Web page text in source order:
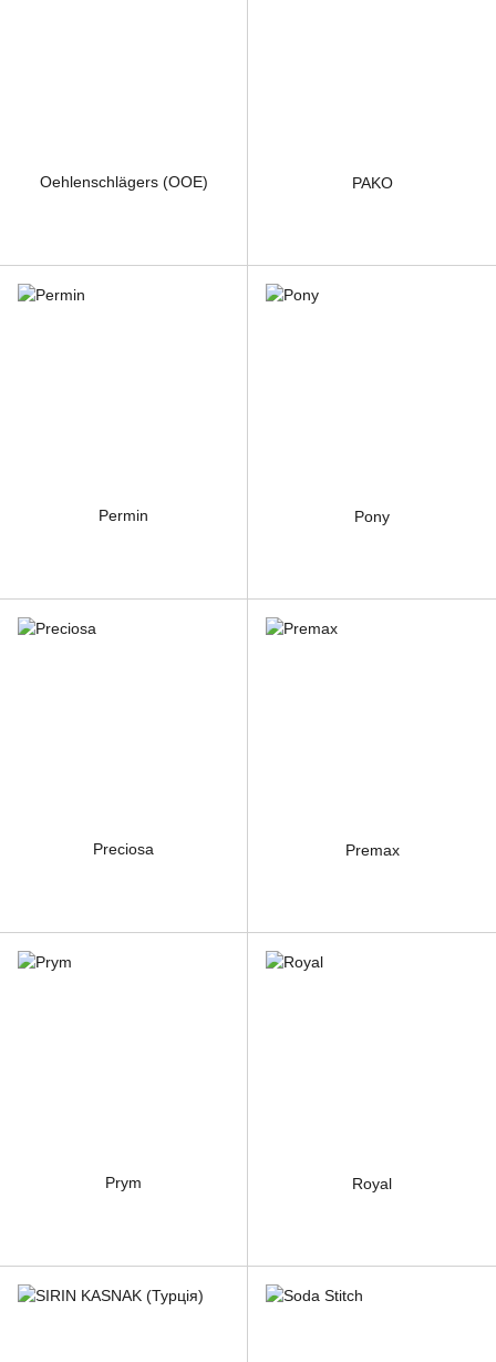
Oehlenschlägers (OOE) PAKO
Permin Pony
Preciosa Premax
Prym Royal